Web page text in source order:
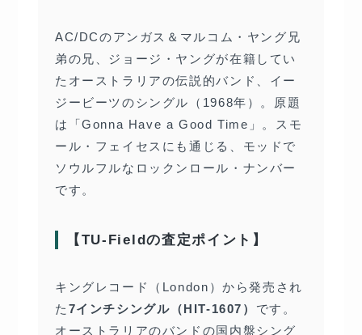
AC/DCのアンガス＆マルコム・ヤング兄
弟の兄、ジョージ・ヤングが在籍してい
たオーストラリアの伝説的バンド、イー
ジービーツのシングル（1968年）。原題
は「Gonna Have a Good Time」。スモ
ール・フェイセスにも通じる、モッドで
ソウルフルなロックンロール・ナンバー
です。
【TU-Fieldの査定ポイント】
キングレコード（London）から発売され
た 7インチシングル（HIT-1607） です。
オーストラリアのバンドの国内盤シング